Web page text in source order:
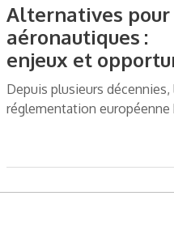
Alternatives
aéronautiques :
enjeux et
Depuis plusieurs décennies,
réglementation européenne